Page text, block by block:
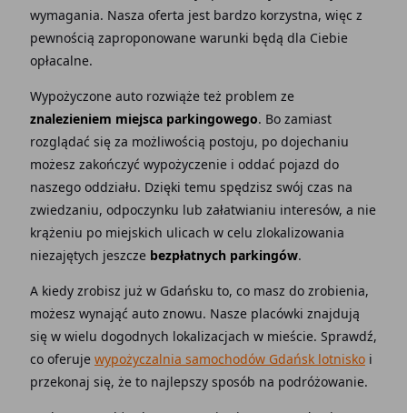
wymagania. Nasza oferta jest bardzo korzystna, więc z
pewnością zaproponowane warunki będą dla Ciebie
opłacalne.
Wypożyczone auto rozwiąże też problem ze
znalezieniem miejsca parkingowego. Bo zamiast
rozglądać się za możliwością postoju, po dojechaniu
możesz zakończyć wypożyczenie i oddać pojazd do
naszego oddziału. Dzięki temu spędzisz swój czas na
zwiedzaniu, odpoczynku lub załatwianiu interesów, a nie
krążeniu po miejskich ulicach w celu zlokalizowania
niezajętych jeszcze bezpłatnych parkingów.
A kiedy zrobisz już w Gdańsku to, co masz do zrobienia,
możesz wynająć auto znowu. Nasze placówki znajdują
się w wielu dogodnych lokalizacjach w mieście. Sprawdź,
co oferuje wypożyczalnia samochodów Gdańsk lotniskoi
przekonaj się, że to najlepszy sposób na podróżowanie.